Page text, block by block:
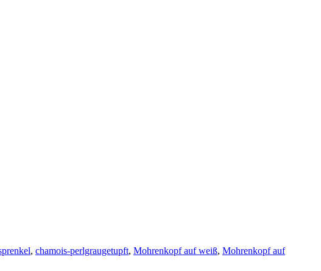
, chamois-perlgraugetupft, Mohrenkopf auf weiß, Mohrenkopf auf